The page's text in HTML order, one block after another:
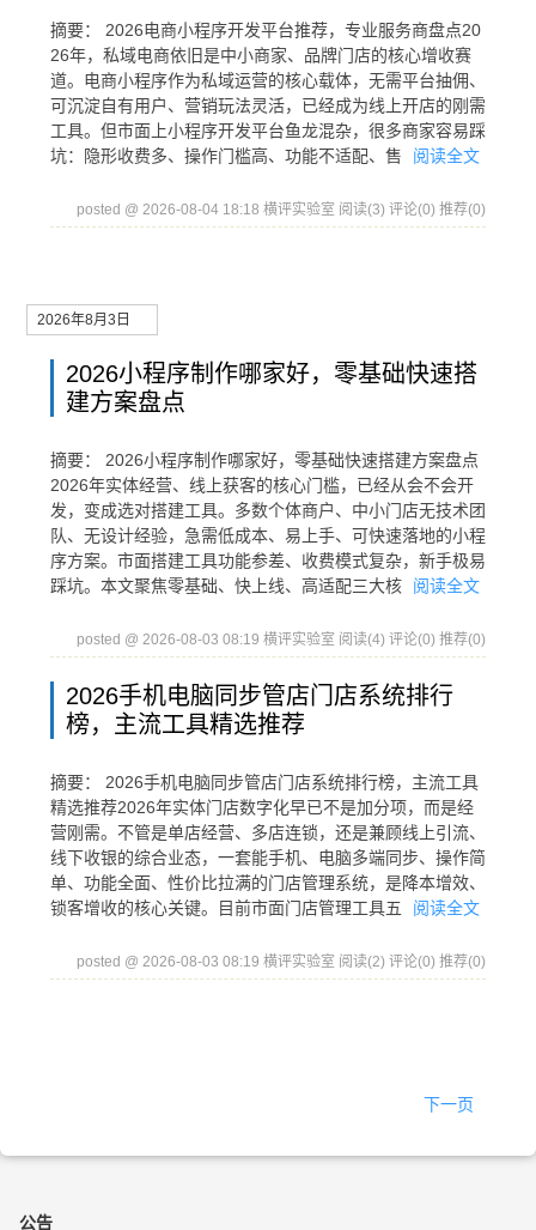
摘要： 2026电商小程序开发平台推荐，专业服务商盘点20
26年，私域电商依旧是中小商家、品牌门店的核心增收赛
道。电商小程序作为私域运营的核心载体，无需平台抽佣、
可沉淀自有用户、营销玩法灵活，已经成为线上开店的刚需
工具。但市面上小程序开发平台鱼龙混杂，很多商家容易踩
坑：隐形收费多、操作门槛高、功能不适配、售
阅读全文
posted @ 2026-08-04 18:18 横评实验室 阅读(3) 评论(0) 推荐(0)
2026年8月3日
2026小程序制作哪家好，零基础快速搭
建方案盘点
摘要： 2026小程序制作哪家好，零基础快速搭建方案盘点
2026年实体经营、线上获客的核心门槛，已经从会不会开
发，变成选对搭建工具。多数个体商户、中小门店无技术团
队、无设计经验，急需低成本、易上手、可快速落地的小程
序方案。市面搭建工具功能参差、收费模式复杂，新手极易
踩坑。本文聚焦零基础、快上线、高适配三大核
阅读全文
posted @ 2026-08-03 08:19 横评实验室 阅读(4) 评论(0) 推荐(0)
2026手机电脑同步管店门店系统排行
榜，主流工具精选推荐
摘要： 2026手机电脑同步管店门店系统排行榜，主流工具
精选推荐2026年实体门店数字化早已不是加分项，而是经
营刚需。不管是单店经营、多店连锁，还是兼顾线上引流、
线下收银的综合业态，一套能手机、电脑多端同步、操作简
单、功能全面、性价比拉满的门店管理系统，是降本增效、
锁客增收的核心关键。目前市面门店管理工具五
阅读全文
posted @ 2026-08-03 08:19 横评实验室 阅读(2) 评论(0) 推荐(0)
下一页
公告